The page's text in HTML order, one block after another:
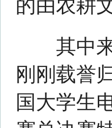
“三创(创新
时带了两个鱼
司未来开发市
到了特等奖。
创业初始阶段
而对于公司盈